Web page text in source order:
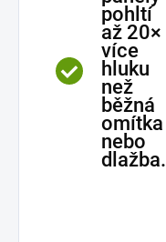
pohltí
až 20×
více
hluku
než
běžná
omítka
nebo
dlažba.